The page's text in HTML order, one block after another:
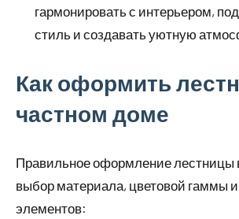
гармонировать с интерьером,
стиль и создавать уютную
Как оформить
частном доме
Правильное оформление лестницы
выбор материала, цветовой гаммы
элементов: